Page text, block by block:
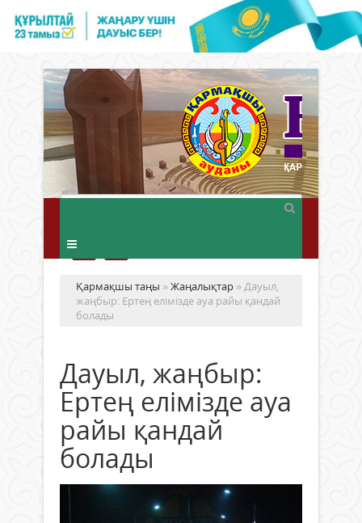
Қармақшы таңы »Жаңалықтар » Дауыл,
жаңбыр: Ертең елімізде ауа райы қандай
болады
Дауыл, жаңбыр:
Ертең елімізде ауа
райы қандай
болады